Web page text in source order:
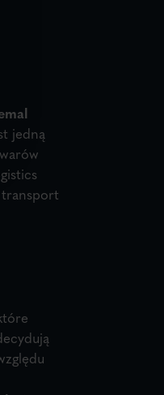
jedną